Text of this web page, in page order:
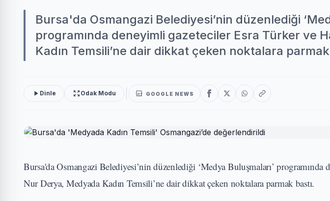
Bursa'da Osmangazi Belediyesi’nin düzenlediği
programında deneyimli gazeteciler Esra Türker ve
Kadın Temsili’ne dair dikkat çeken noktalara parmak
Dinle Odak Modu GOOGLE NEWS
Bursa'da Osmangazi Belediyesi’nin düzenlediği ‘Medya Buluşmaları’
Nur Derya, Medyada Kadın Temsili’ne dair dikkat çeken noktalara parmak bastı.